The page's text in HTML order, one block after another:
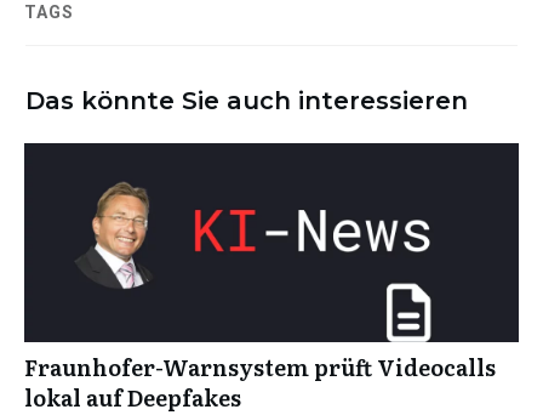
TAGS
Das könnte Sie auch interessieren
Fraunhofer-Warnsystem prüft Videocalls
lokal auf Deepfakes